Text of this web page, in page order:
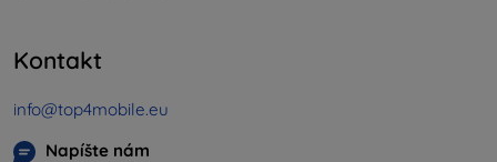
Kontakt
info@top4mobile.eu
Napíšte nám